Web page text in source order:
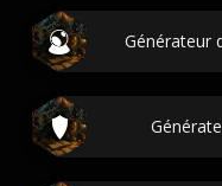
Générateur